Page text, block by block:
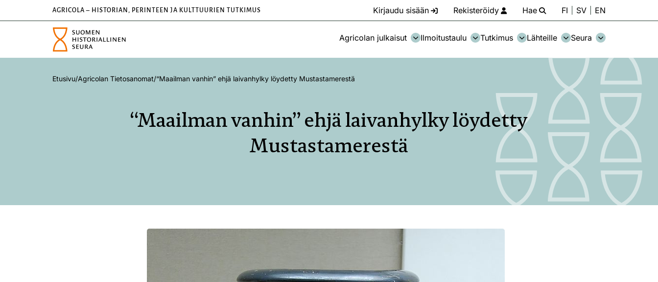
AGRICOLA – HISTORIAN, PERINTEEN JA KULTTUURIEN TUTKIMUS Kirjaudu sisään Rekisteröidy Hae FI SV EN
Agricolan julkaisut Ilmoitustaulu Tutkimus Lähteille Seura
Etusivu/Agricolan Tietosanomat/“Maailman vanhin” ehjä laivanhylky löydetty Mustastamerestä
“Maailman vanhin” ehjä laivanhylky löydetty
Mustastamerestä